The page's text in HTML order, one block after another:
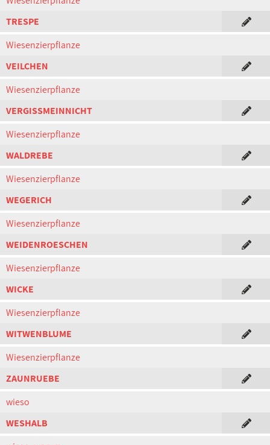
TRESPE
Wiesenzierpflanze
VEILCHEN
Wiesenzierpflanze
VERGISSMEINNICHT
Wiesenzierpflanze
WALDREBE
Wiesenzierpflanze
WEGERICH
Wiesenzierpflanze
WEIDENROESCHEN
Wiesenzierpflanze
WICKE
Wiesenzierpflanze
WITWENBLUME
Wiesenzierpflanze
ZAUNRUEBE
wieso
WESHALB